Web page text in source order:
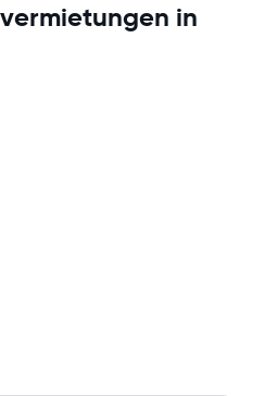
in